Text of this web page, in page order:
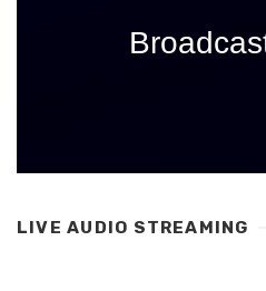
LIVE AUDIO STREAMING